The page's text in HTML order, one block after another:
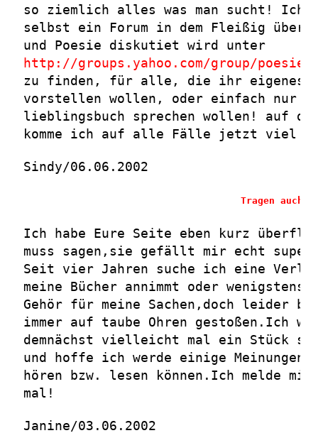
so ziemlich alles was man sucht! Ich
selbst ein Forum in dem Fleißig über
und Poesie diskutiet wird unter
http://groups.yahoo.com/group/
zu finden, für alle, die ihr eigenes
vorstellen wollen, oder einfach nur
lieblingsbuch sprechen wollen! auf
komme ich auf alle Fälle jetzt viel
Sindy/06.06.2002
Tragen auch
Ich habe Eure Seite eben kurz
muss sagen,sie gefällt mir echt
Seit vier Jahren suche ich eine
meine Bücher annimmt oder wenigstens
Gehör für meine Sachen,doch leider
immer auf taube Ohren gestoßen.Ich
demnächst vielleicht mal ein Stück
und hoffe ich werde einige Meinungen
hören bzw. lesen können.Ich melde
mal!
Janine/03.06.2002